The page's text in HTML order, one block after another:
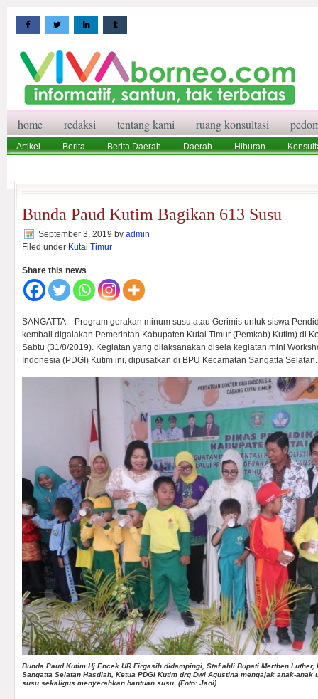
home redaksi tentang kami ruang konsultasi
Artikel Berita Berita Daerah Daerah Hiburan
Bunda Paud Kutim Bagikan 613 Susu
September 3, 2019 by admin
Filed under Kutai Timur
Share this news
SANGATTA – Program gerakan minum susu atau Gerimis untuk siswa
kembali digalakan Pemerintah Kabupaten Kutai Timur (Pemkab) Kutim) di
Sabtu (31/8/2019). Kegiatan yang dilaksanakan disela kegiatan mini
Indonesia (PDGI) Kutim ini, dipusatkan di BPU Kecamatan Sangatta Selatan.
Bunda Paud Kutim Hj Encek UR Firgasih didampingi, Staf ahli Bupati Merthen Luther,
Sangatta Selatan Hasdiah, Ketua PDGI Kutim drg Dwi Agustina mengajak anak-
susu sekaligus menyerahkan bantuan susu. (Foto: Jani)